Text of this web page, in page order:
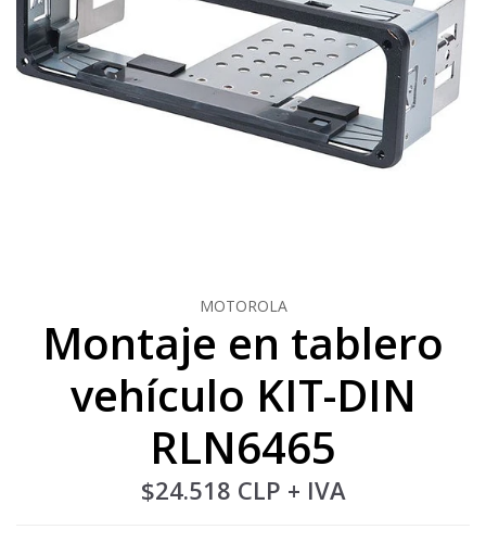
MOTOROLA
Montaje en tablero
vehículo KIT-DIN
RLN6465
$24.518 CLP + IVA